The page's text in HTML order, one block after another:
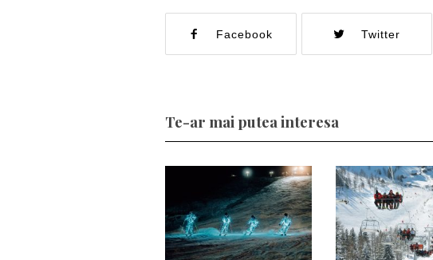
Facebook Twitter
Te-ar mai putea interesa